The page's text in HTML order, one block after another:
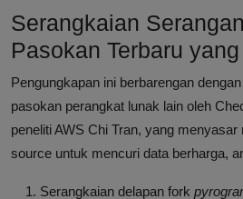
Serangkaian
Pasokan Terbaru
Pengungkapan ini berbarengan
pasokan perangkat lunak lain oleh
peneliti AWS Chi Tran, yang
source untuk mencuri data berharga,
Serangkaian delapan fork